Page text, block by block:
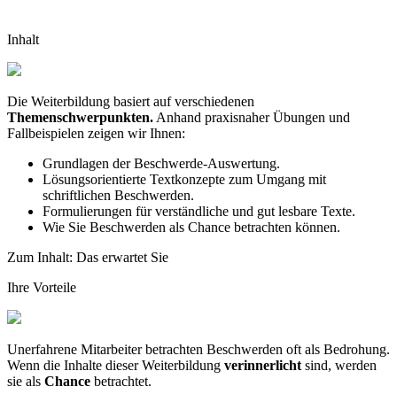
Inhalt
Die Weiterbildung basiert auf verschiedenen
Themenschwerpunkten. Anhand praxisnaher Übungen und
Fallbeispielen zeigen wir Ihnen:
Grundlagen der Beschwerde-Auswertung.
Lösungsorientierte Textkonzepte zum Umgang mit
schriftlichen Beschwerden.
Formulierungen für verständliche und gut lesbare Texte.
Wie Sie Beschwerden als Chance betrachten können.
Zum Inhalt: Das erwartet Sie
Ihre Vorteile
Unerfahrene Mitarbeiter betrachten Beschwerden oft als Bedrohung.
Wenn die Inhalte dieser Weiterbildung verinnerlicht sind, werden
sie als Chance betrachtet.